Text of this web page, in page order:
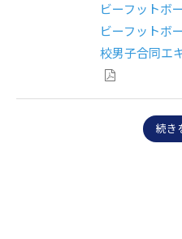
ビーフットボ
ビーフットボ
校男子合同エ
続き